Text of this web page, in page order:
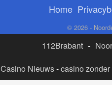
Home
© 2026 -
112Brabant -
Casino Nieuws-casino